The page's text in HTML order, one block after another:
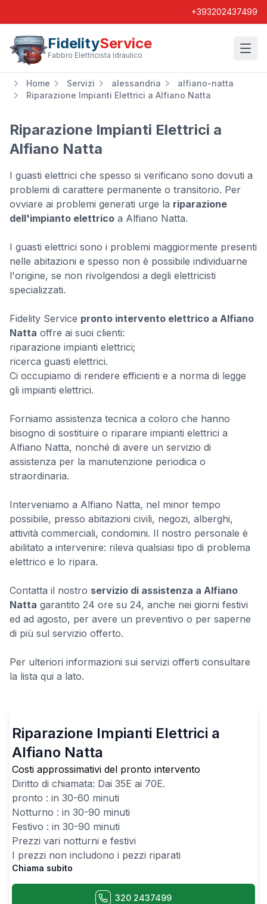
+393202437499
FidelityService
Fabbro Elettricista Idraulico
Home Servizi alessandria
alfiano-natta
Riparazione Impianti Elettrici a Alfiano Natta
Riparazione Impianti Elettrici a
Alfiano Natta
I guasti elettrici che spesso si verificano sono dovuti a
problemi di carattere permanente o transitorio. Per
ovviare ai problemi generati urge la riparazione
dell'impianto elettrico a Alfiano Natta.
I guasti elettrici sono i problemi maggiormente presenti
nelle abitazioni e spesso non è possibile individuarne
l'origine, se non rivolgendosi a degli elettricisti
specializzati.
Fidelity Service pronto intervento elettrico a Alfiano
Natta offre ai suoi clienti:
riparazione impianti elettrici;
ricerca guasti elettrici.
Ci occupiamo di rendere efficienti e a norma di legge
gli impianti elettrici.
Forniamo assistenza tecnica a coloro che hanno
bisogno di sostituire o riparare impianti elettrici a
Alfiano Natta, nonché di avere un servizio di
assistenza per la manutenzione periodica o
straordinaria.
Interveniamo a Alfiano Natta, nel minor tempo
possibile, presso abitazioni civili, negozi, alberghi,
attività commerciali, condomini. Il nostro personale è
abilitato a intervenire: rileva qualsiasi tipo di problema
elettrico e lo ripara.
Contatta il nostro servizio di assistenza a Alfiano
Natta garantito 24 ore su 24, anche nei giorni festivi
ed ad agosto, per avere un preventivo o per saperne
di più sul servizio offerto.
Per ulteriori informazioni sui servizi offerti consultare
la lista qui a lato.
Riparazione Impianti Elettrici a
Alfiano Natta
Costi approssimativi del pronto intervento
Diritto di chiamata: Dai 35E ai 70E.
pronto : in 30-60 minuti
Notturno : in 30-90 minuti
Festivo : in 30-90 minuti
Prezzi vari notturni e festivi
I prezzi non includono i pezzi riparati
Chiama subito
320 2437499